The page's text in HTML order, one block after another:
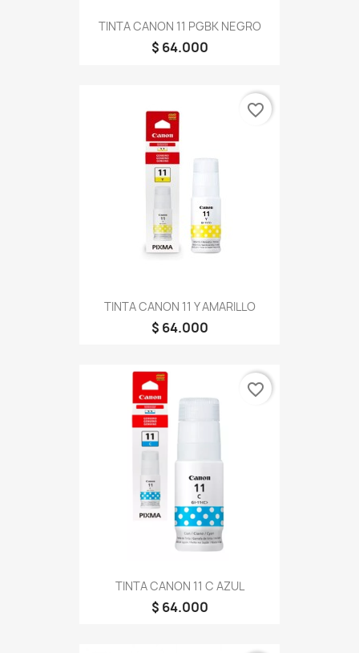
TINTA CANON 11 PGBK NEGRO
$ 64.000
TINTA CANON 11 Y AMARILLO
$ 64.000
favorite_border
TINTA CANON 11 C AZUL
$ 64.000
favorite_border